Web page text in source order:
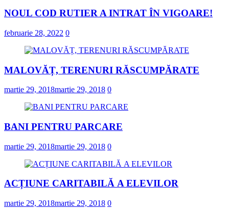
NOUL COD RUTIER A INTRAT ÎN VIGOARE!
februarie 28, 2022 0
MALOVĂȚ, TERENURI RĂSCUMPĂRATE
martie 29, 2018martie 29, 2018 0
BANI PENTRU PARCARE
martie 29, 2018martie 29, 2018 0
ACȚIUNE CARITABILĂ A ELEVILOR
martie 29, 2018martie 29, 2018 0